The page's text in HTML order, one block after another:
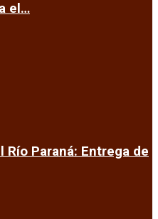
el…
Río Paraná: Entrega de